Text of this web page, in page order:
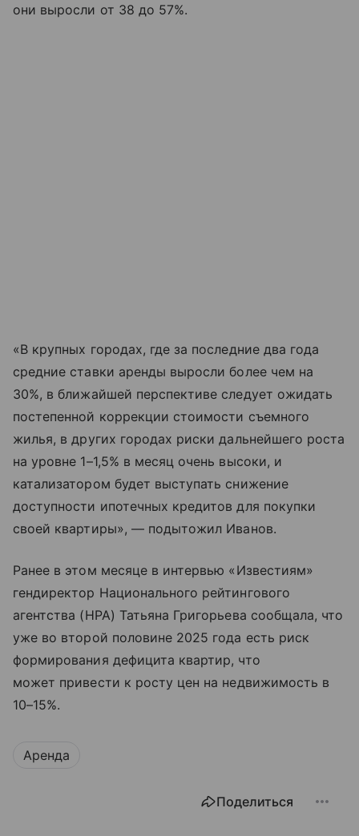
они выросли от 38 до 57%.
«В крупных городах, где за последние два года
средние ставки аренды выросли более чем на
30%, в ближайшей перспективе следует ожидать
постепенной коррекции стоимости съемного
жилья, в других городах риски дальнейшего роста
на уровне 1–1,5% в месяц очень высоки, и
катализатором будет выступать снижение
доступности ипотечных кредитов для покупки
своей квартиры», — подытожил Иванов.
Ранее в этом месяце в интервью «Известиям»
гендиректор Национального рейтингового
агентства (НРА) Татьяна Григорьева сообщала, что
уже во второй половине 2025 года есть риск
формирования дефицита квартир, что
может привести к росту цен на недвижимость в
10–15%.
Аренда
Поделиться